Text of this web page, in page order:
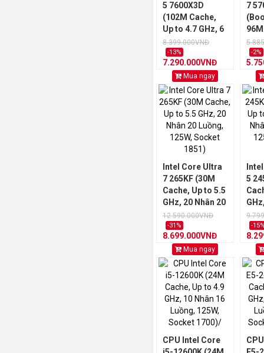
5 7600X3D
(102M Cache,
Up to 4.7 GHz, 6
Nhân 12 Luồng,
65W, Socket
AM5)
8.399.000VNĐ
-13%
7.290.000VNĐ
Mua ngay
7
-2%
Intel Core Ultra
7 265KF (30M
Cache, Up to 5.5
GHz, 20 Nhân 20
Luồng, 125W,
Socket 1851)
12.590.000VNĐ
-31%
8.699.000VNĐ
Mua ngay
5
-
CPU Intel Core